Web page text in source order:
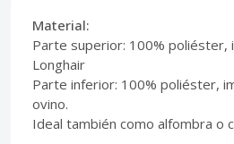
Material:
Parte superior: 100% poliéster,
Longhair
Parte inferior: 100% poliéster,
ovino.
Ideal también como alfombra o